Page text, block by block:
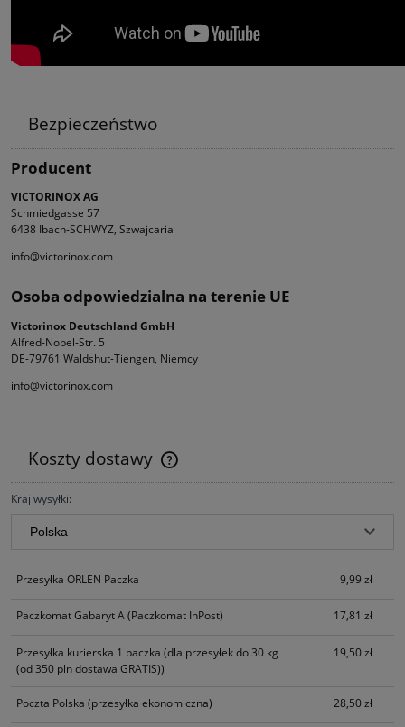
Bezpieczeństwo
Producent
VICTORINOX AG
Schmiedgasse 57
6438 Ibach-SCHWYZ, Szwajcaria
info@victorinox.com
Osoba odpowiedzialna na terenie UE
Victorinox Deutschland GmbH
Alfred-Nobel-Str. 5
DE-79761 Waldshut-Tiengen, Niemcy
info@victorinox.com
Koszty dostawy
Cena nie zawiera ewentualnych kosztów płatności
Kraj wysyłki:
Przesyłka ORLEN Paczka 9,99 zł
Paczkomat Gabaryt A(Paczkomat InPost) 17,81 zł
Przesyłka kurierska 1 paczka (dla przesyłek do 30 kg
(od 350 pln dostawa GRATIS))
19,50 zł
Poczta Polska (przesyłka ekonomiczna) 28,50 zł